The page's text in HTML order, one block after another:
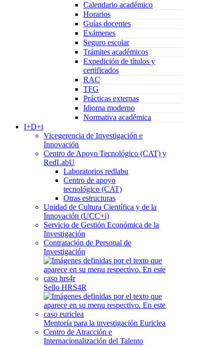
Calendario académico
Horarios
Guías docentes
Exámenes
Seguro escolar
Trámites académicos
Expedición de títulos y
certificados
RAC
TFG
Prácticas externas
Idioma moderno
Normativa académica
I+D+i
Vicegerencia de Investigación e
Innovación
Centro de Apoyo Tecnológico (CAT) y
RedLabU
Laboratorios redlabu
Centro de apoyo
tecnológico (CAT)
Otras estructuras
Unidad de Cultura Científica y de la
Innovación (UCC+i)
Servicio de Gestión Económica de la
Investigación
Contratación de Personal de
Investigación
Sello HRS4R
Mentoría para la investigación Euriclea
Centro de Atracción e
Internacionalización del Talento